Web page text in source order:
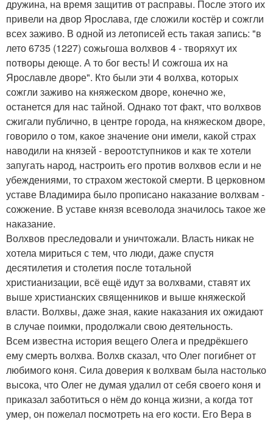
дружина, на время защитив от расправы. После этого их
привели на двор Ярослава, где сложили костёр и сожгли
всех заживо. В одной из летописей есть такая запись: "в
лето 6735 (1227) сожьгоша волхвов 4 - творяхут их
потворы деюще. А то бог весть! И сожгоша их на
Ярославле дворе". Кто были эти 4 волхва, которых
сожгли заживо на княжеском дворе, конечно же,
останется для нас тайной. Однако тот факт, что волхвов
сжигали публично, в центре города, на княжеском дворе,
говорило о том, какое значение они имели, какой страх
наводили на князей - вероотступников и как те хотели
запугать народ, настроить его против волхвов если и не
убеждениями, то страхом жестокой смерти. В церковном
уставе Владимира было прописано наказание волхвам -
сожжение. В уставе князя всеволода значилось такое же
наказание.
Волхвов преследовали и уничтожали. Власть никак не
хотела мириться с тем, что люди, даже спустя
десятилетия и столетия после тотальной
христианизации, всё ещё идут за волхвами, ставят их
выше христианских священников и выше княжеской
власти. Волхвы, даже зная, какие наказания их ожидают
в случае поимки, продолжали свою деятельность.
Всем известна история вещего Олега и предрёкшего
ему смерть волхва. Волхв сказал, что Олег погибнет от
любимого коня. Сила доверия к волхвам была настолько
высока, что Олег не думая удалил от себя своего коня и
приказал заботиться о нём до конца жизни, а когда тот
умер, он пожелал посмотреть на его кости. Его Вера в